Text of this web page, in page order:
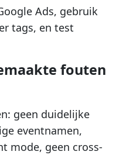
Ads, gebruik
tags, en test
fouten
geen duidelijke
eventnamen,
mode, geen cross-